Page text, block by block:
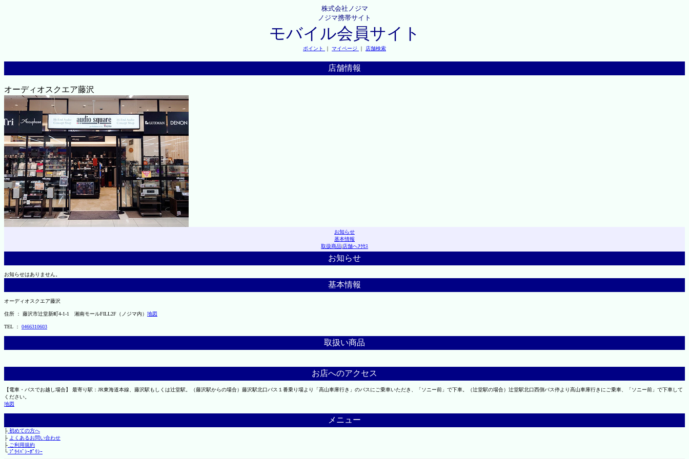
株式会社ノジマ
ノジマ携帯サイト
モバイル会員サイト
ポイント ｜ マイページ ｜ 店舗検索
店舗情報
オーディオスクエア藤沢
お知らせ
基本情報
取扱商品|店舗へｱｸｾｽ
お知らせ
お知らせはありません。
基本情報
オーディオスクエア藤沢
住所 ： 藤沢市辻堂新町4-1-1 湘南モールFILL2F（ノジマ内） 地図
TEL ： 0466310603
取扱い商品
お店へのアクセス
【電車・バスでお越し場合】 最寄り駅：JR東海道本線、藤沢駅もしくは辻堂駅。（藤沢駅からの場合）藤沢駅北口バス１番乗り場より「高山車庫行き」のバスにご乗車いただき、「ソニー前」で下車。（辻堂駅の場合）辻堂駅北口西側バス停より高山車庫行きにご乗車、「ソニー前」で下車して
ください。
地図
メニュー
├初めての方へ
├ よくあるお問い合わせ
├ご利用規約
└ﾌﾟﾗｲﾊﾞｼｰﾎﾟﾘｼｰ